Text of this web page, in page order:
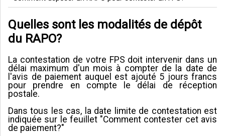
Quelles sont les modalités de dépôt
du RAPO?
La contestation de votre FPS doit intervenir dans un
délai maximum d'un mois à compter de la date de
l'avis de paiement auquel est ajouté 5 jours francs
pour prendre en compte le délai de réception
postale.
Dans tous les cas, la date limite de contestation est
indiquée sur le feuillet "Comment contester cet avis
de paiement?"